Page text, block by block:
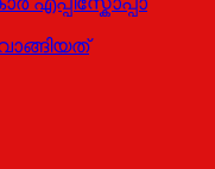
വാങ്ങിയത്